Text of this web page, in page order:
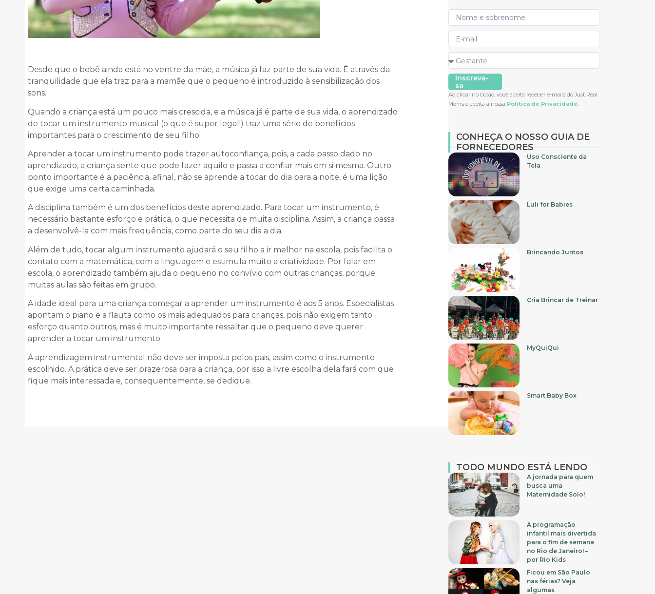
Desde que o bebê ainda está no ventre da mãe, a música já faz parte de sua vida. É através da
tranquilidade que ela traz para a mamãe que o pequeno é introduzido à sensibilização dos
sons.
Quando a criança está um pouco mais crescida, e a música já é parte de sua vida, o aprendizado
de tocar um instrumento musical (o que é super legal!) traz uma série de benefícios
importantes para o crescimento de seu filho.
Aprender a tocar um instrumento pode trazer autoconfiança, pois, a cada passo dado no
aprendizado, a criança sente que pode fazer aquilo e passa a confiar mais em si mesma. Outro
ponto importante é a paciência, afinal, não se aprende a tocar do dia para a noite, é uma lição
que exige uma certa caminhada.
A disciplina também é um dos benefícios deste aprendizado. Para tocar um instrumento, é
necessário bastante esforço e prática, o que necessita de muita disciplina. Assim, a criança passa
a desenvolvê-la com mais frequência, como parte do seu dia a dia.
Além de tudo, tocar algum instrumento ajudará o seu filho a ir melhor na escola, pois facilita o
contato com a matemática, com a linguagem e estimula muito a criatividade. Por falar em
escola, o aprendizado também ajuda o pequeno no convívio com outras crianças, porque
muitas aulas são feitas em grupo.
A idade ideal para uma criança começar a aprender um instrumento é aos 5 anos. Especialistas
apontam o piano e a flauta como os mais adequados para crianças, pois não exigem tanto
esforço quanto outros, mas é muito importante ressaltar que o pequeno deve querer
aprender a tocar um instrumento.
A aprendizagem instrumental não deve ser imposta pelos pais, assim como o instrumento
escolhido. A prática deve ser prazerosa para a criança, por isso a livre escolha dela fará com que
fique mais interessada e, consequentemente, se dedique.
Inscreva-
se
Ao clicar no botão, você aceita receber e-mails do Just Real
Moms e aceita a nossa Política de Privacidade.
CONHEÇA O NOSSO GUIA DE
FORNECEDORES
Uso Consciente da
Tela
Luli for Babies
Brincando Juntos
Cria Brincar de Treinar
MyQuiQui
Smart Baby Box
TODO MUNDO ESTÁ LENDO
A jornada para quem
busca uma
Maternidade Solo!
A programação
infantil mais divertida
para o fim de semana
no Rio de Janeiro! –
por Rio Kids
Ficou em São Paulo
nas férias? Veja
algumas